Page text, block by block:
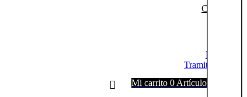
Conectarse
Mi cuenta
Tramitar pedido
Mi carrito 0Artículos